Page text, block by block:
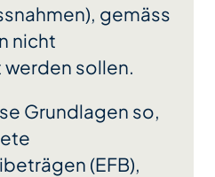
gemäss
nicht
sollen.
Grundlagen so,
(EFB),